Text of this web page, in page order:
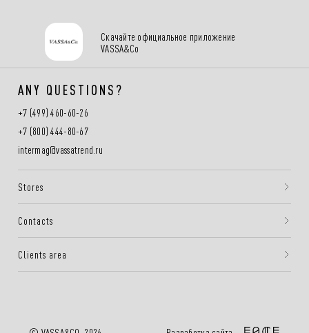
Скачайте официальное приложение
VASSA&Co
ANY QUESTIONS?
+7 (499) 460-60-26
+7 (800) 444-80-67
intermag@vassatrend.ru
Stores
Contacts
Clients area